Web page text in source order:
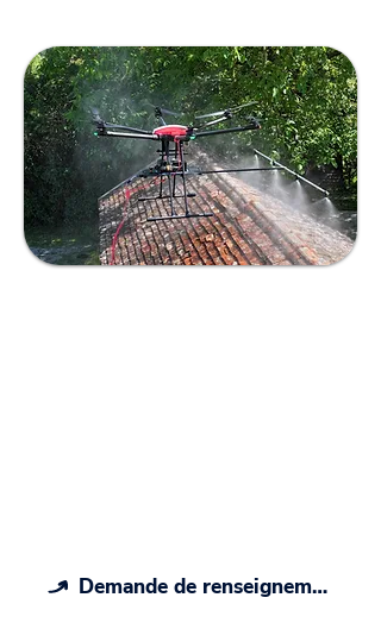
Demande de renseignements